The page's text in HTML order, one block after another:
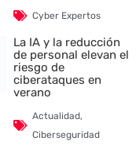
Cyber Expertos
La IA y la reducción
de personal elevan el
riesgo de
ciberataques en
verano
Actualidad,
Ciberseguridad